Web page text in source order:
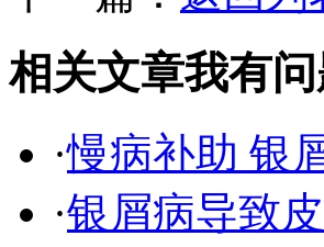
相关文章我有
·慢病补助 银
·银屑病导致